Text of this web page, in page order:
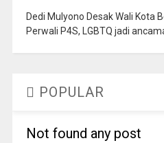
Dedi Mulyono Desak Wali Kota
Perwali P4S, LGBTQ jadi
POPULAR
Not found any post